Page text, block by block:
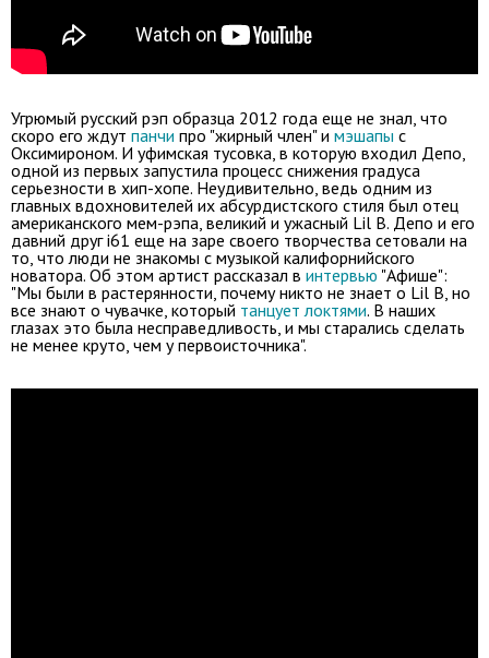
Угрюмый русский рэп образца 2012 года еще не знал, что
скоро его ждут панчи про "жирный член" и мэшапы с
Оксимироном. И уфимская тусовка, в которую входил Депо,
одной из первых запустила процесс снижения градуса
серьезности в хип-хопе. Неудивительно, ведь одним из
главных вдохновителей их абсурдистского стиля был отец
американского мем-рэпа, великий и ужасный Lil B. Депо и его
давний друг i61 еще на заре своего творчества сетовали на
то, что люди не знакомы с музыкой калифорнийского
новатора. Об этом артист рассказал в интервью "Афише":
"Мы были в растерянности, почему никто не знает о Lil B, но
все знают о чувачке, который танцует локтями. В наших
глазах это была несправедливость, и мы старались сделать
не менее круто, чем у первоисточника".